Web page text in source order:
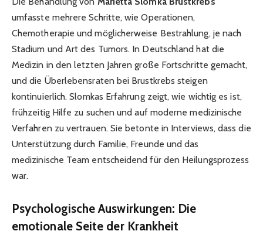
umfasste mehrere Schritte, wie Operationen,
Chemotherapie und möglicherweise Bestrahlung, je nach
Stadium und Art des Tumors. In Deutschland hat die
Medizin in den letzten Jahren große Fortschritte gemacht,
und die Überlebensraten bei Brustkrebs steigen
kontinuierlich. Slomkas Erfahrung zeigt, wie wichtig es ist,
frühzeitig Hilfe zu suchen und auf moderne medizinische
Verfahren zu vertrauen. Sie betonte in Interviews, dass die
Unterstützung durch Familie, Freunde und das
medizinische Team entscheidend für den Heilungsprozess
war.
Psychologische Auswirkungen: Die
emotionale Seite der Krankheit